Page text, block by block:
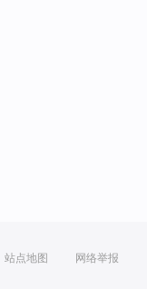
站点地图 网络举报